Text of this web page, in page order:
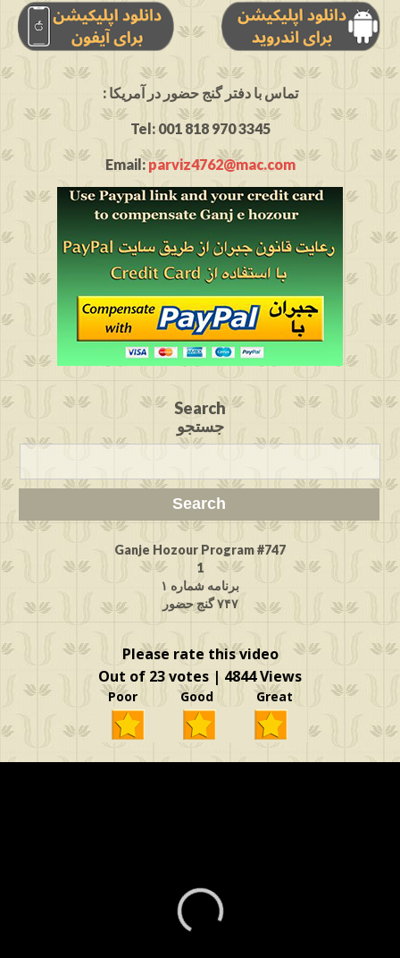
: تماس با دفتر گنج حضور در آمریکا
Tel: 001 818 970 3345
Email:parviz4762@mac.com
Search
جستجو
Ganje Hozour Program #747
1
برنامه شماره ۱
۷۴۷ گنج حضور
Please rate this video
Out of 23 votes | 4844 Views
Poor Good Great